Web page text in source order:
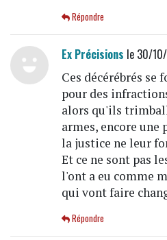
Répondre
Ex Précisions le 30/
Ces décérébrés
pour des
alors qu'ils
armes, encore une
la justice ne leur
Et ce ne sont pas
l'ont a eu comme
qui vont faire
Répondre